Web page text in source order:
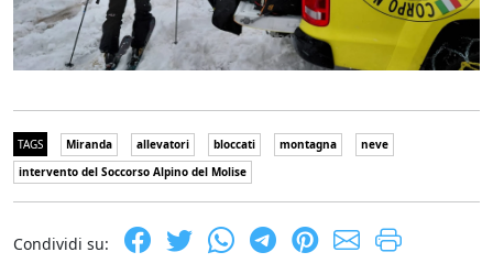
TAGS Miranda allevatori bloccati montagna
neve
intervento del Soccorso Alpino del Molise
Condividi su: